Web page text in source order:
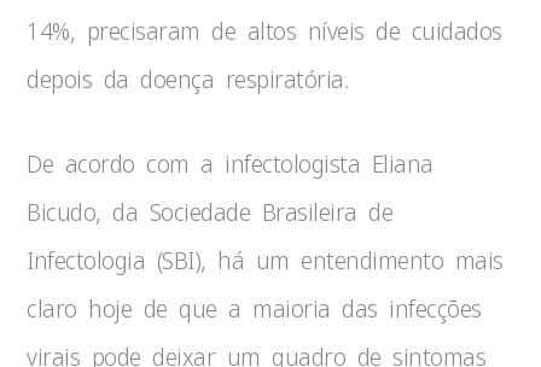
14%, precisaram de altos níveis de cuidados
depois da doença respiratória.
De acordo com a infectologista Eliana
Bicudo, da Sociedade Brasileira de
Infectologia (SBI), há um entendimento mais
claro hoje de que a maioria das infecções
virais pode deixar um quadro de sintomas